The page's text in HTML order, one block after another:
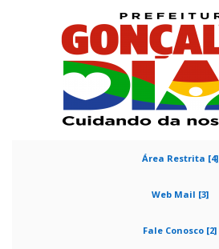
Área Restrita [4]
Web Mail [3]
Fale Conosco [2]